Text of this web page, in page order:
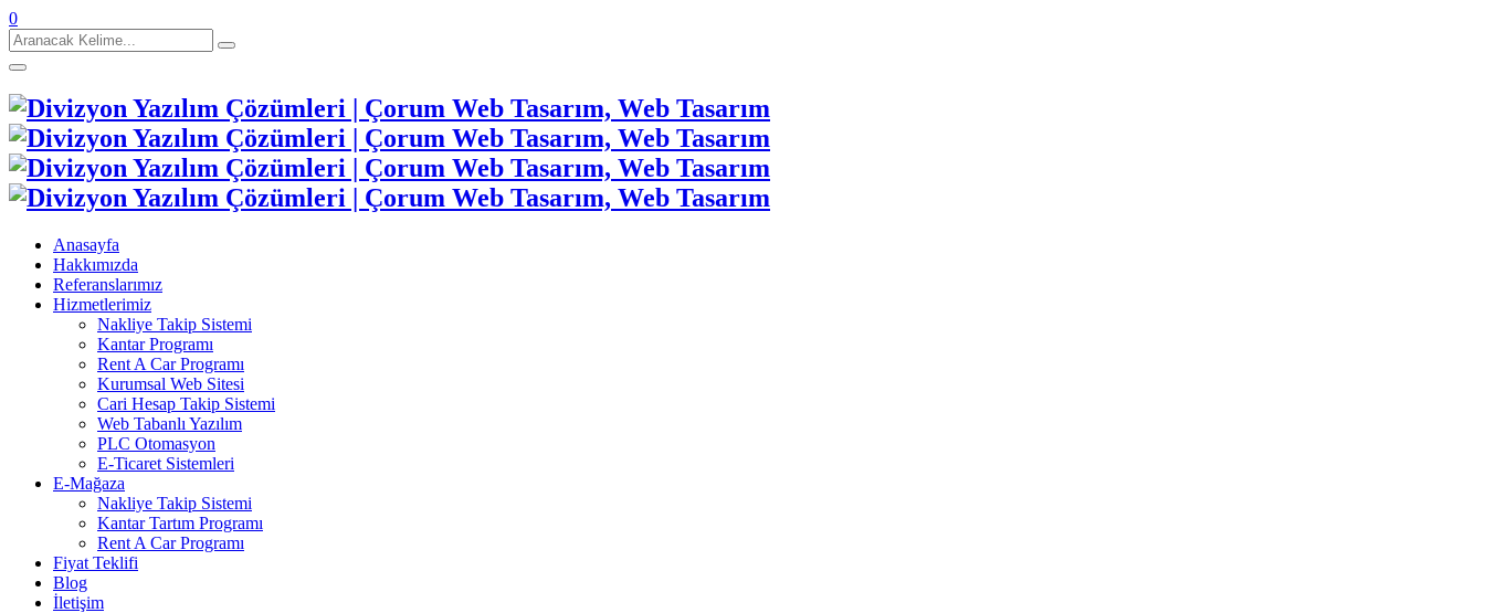
0
Aranacak
Kelime:
Anasayfa
Hakkımızda
Referanslarımız
Hizmetlerimiz
Nakliye Takip Sistemi
Kantar Programı
Rent A Car Programı
Kurumsal Web Sitesi
Cari Hesap Takip Sistemi
Web Tabanlı Yazılım
PLC Otomasyon
E-Ticaret Sistemleri
E-Mağaza
Nakliye Takip Sistemi
Kantar Tartım Programı
Rent A Car Programı
Fiyat Teklifi
Blog
İletişim